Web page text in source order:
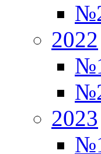
2022
2023